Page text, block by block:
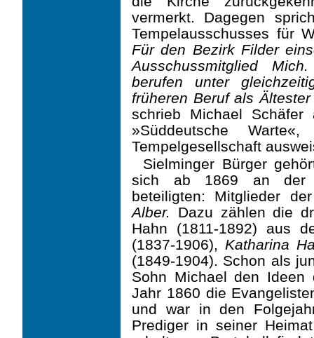
vermerkt. Dagegen
Tempelausschusses für
Für den Bezirk Filder
Ausschussmitglied
berufen unter
früheren Beruf als
schrieb Michael
»Süddeutsche
Tempelgesellschaft
Sielminger Bürger
sich ab 1869 an der
beteiligten: Mitglieder
Alber. Dazu zählen die
Hahn (1811-1892) aus
(1837-1906), Katharina
(1849-1904). Schon als
Sohn Michael den
Jahr 1860 die
und war in den
Prediger in seiner